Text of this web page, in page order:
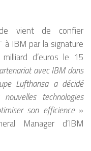
vient de confier
à IBM par la signature
milliard d’euros le 15
avec IBM dans
Lufthansa a décidé
technologies
son efficience»
Manager d’IBM